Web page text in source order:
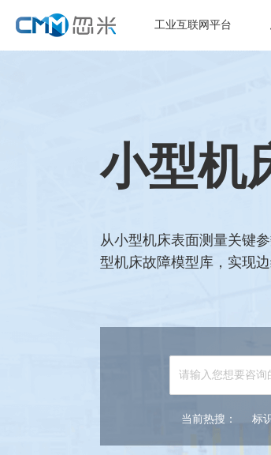
工业互联网平台
小型机
从小型机床表面测量关键
型机床故障模型库，实现
当前热搜： 标